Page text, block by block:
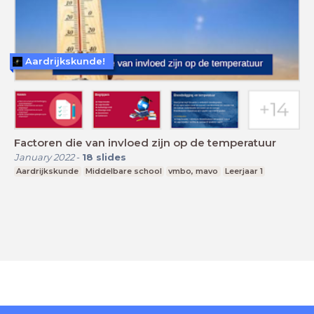
Factoren die van invloed zijn op de temperatuur
January 2022- 18 slides
Aardrijkskunde Middelbare school vmbo, mavo Leerjaar 1
Aardrijkskunde!